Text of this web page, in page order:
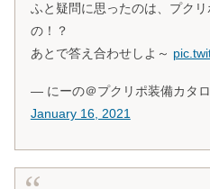
ふと疑問に思ったのは、プク
の！？
あとで答え合わせしよ～
— にーの＠プクリポ装備カタ
January 16, 2021